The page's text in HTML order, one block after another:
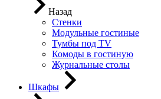
Назад
Стенки
Модульные гостиные
Тумбы под ТV
Комоды в гостиную
Журнальные столы
Шкафы